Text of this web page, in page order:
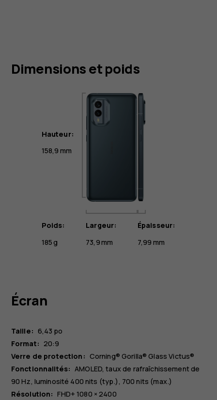
Dimensions et poids
Hauteur:
158,9 mm
Poids:
185 g
Largeur:
73,9 mm
Épaisseur:
7,99 mm
Écran
Taille: 6,43 po
Format: 20:9
Verre de protection: Corning® Gorilla® Glass Victus®
Fonctionnalités: AMOLED, taux de rafraîchissement de
90 Hz, luminosité 400 nits (typ.), 700 nits (max.)
Résolution: FHD+ 1080 × 2400